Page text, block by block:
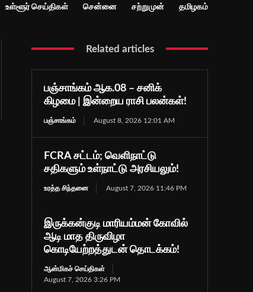
உள்ளூர் செய்திகள் சென்னை சற்றுமுன் தமிழகம்
Related articles
பஞ்சாங்கம் ஆக.08 – சனிக்
கிழமை | இன்றைய ராசி பலன்கள்!
பஞ்சாங்கம் August 8, 2026 12:01 AM
FCRA சட்டம்; வெளிநாட்டு
சதிகளும் உள்நாட்டு அரசியலும்!
உரத்த சிந்தனை August 7, 2026 11:46 PM
இருக்கன்குடி மாரியம்மன் கோவில்
ஆடி மாத திருவிழா
கொடியேற்றத்துடன் தொடக்கம்!
ஆன்மிகச் செய்திகள்
August 7, 2026 3:26 PM